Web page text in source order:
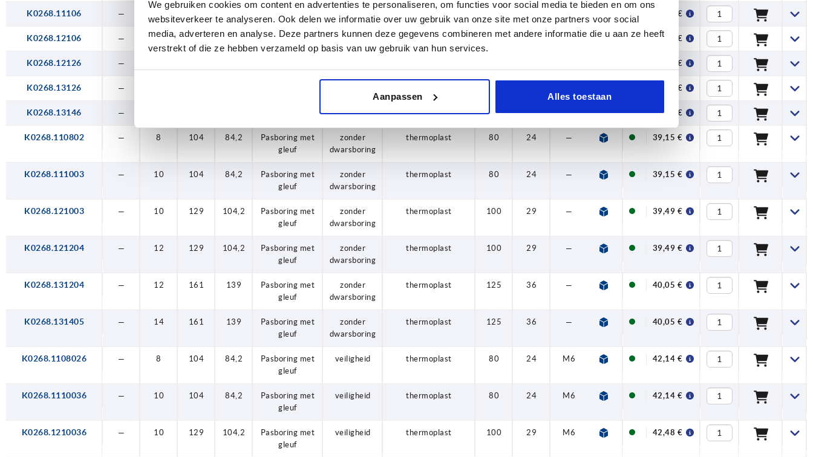
We gebruiken cookies om content en advertenties te personaliseren, om functies voor social media te bieden en om ons
websiteverkeer te analyseren. Ook delen we informatie over uw gebruik van onze site met onze partners voor social
media, adverteren en analyse. Deze partners kunnen deze gegevens combineren met andere informatie die u aan ze heeft
verstrekt of die ze hebben verzameld op basis van uw gebruik van hun services.
Aanpassen Alles toestaan
K0268.11106 — 13 7,5 12,7 —
39,71 €
K0268.12106 — 10 129 104,2 Pasboring veiligheid thermoplast 100 29 M6 58,5 35,5 13 7,5 15,7 —
40,00 €
K0268.12126 — 13 7,5 15,7 —
40,00 €
K0268.13126 — 18,5 7,5 19,5 —
40,66 €
K0268.13146 — veiligheid thermoplast 125 36 M6 82 44 18,5 7,5 19,5 —
40,66 €
K0268.110802 — 8 104 84,2
Pasboring met
gleuf
zonder
dwarsboring
thermoplast 80 24 — 47,5 13 — 12,7 2
39,15 €
K0268.111003 — 10 104 84,2
Pasboring met
gleuf
zonder
dwarsboring
thermoplast 80 24 — 47,5 13 — 12,7 3
39,15 €
K0268.121003 — 10 129 104,2
Pasboring met
gleuf
zonder
dwarsboring
thermoplast 100 29 — 58,5 13 — 15,7 3
39,49 €
K0268.121204 — 12 129 104,2
Pasboring met
gleuf
zonder
dwarsboring
thermoplast 100 29 — 58,5 13 — 15,7 4
39,49 €
K0268.131204 — 12 161 139
Pasboring met
gleuf
zonder
dwarsboring
thermoplast 125 36 — 82 18,5 — 19,5 4
40,05 €
K0268.131405 — 14 161 139
Pasboring met
gleuf
zonder
dwarsboring
thermoplast 125 36 — 82 18,5 — 19,5 5
40,05 €
K0268.1108026 — 8 104 84,2
Pasboring met
gleuf
veiligheid thermoplast 80 24 M6 47,5 13 7,5 12,7 2
42,14 €
K0268.1110036 — 10 104 84,2
Pasboring met
gleuf
veiligheid thermoplast 80 24 M6 47,5 13 7,5 12,7 3
42,14 €
K0268.1210036 — 10 129 104,2
Pasboring met
gleuf
veiligheid thermoplast 100 29 M6 58,5 13 7,5 15,7 3
42,48 €